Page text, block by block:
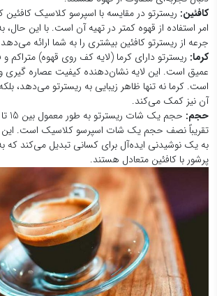
کافئین: ریسترتو در مقایسه با اسپرسو کلاسیک کافئین
امر استفاده از قهوه کمتر در تهیه آن است. با این حال،
جرعه از ریسترتو کافئین بیشتری را به شما ارائه
کرما: ریسترتو دارای کرما (لایه کف روی قهوه) متراکم
عمیق است. این لایه نشان‌دهنده کیفیت عصاره گیری
است. کرما نه تنها ظاهر زیبایی به ریسترتو می‌دهد،
آن نیز کمک می‌کند.
حجم:
تقریباً نصف حجم یک شات اسپرسو کلاسیک است. این
به یک نوشیدنی ایده‌آل برای کسانی تبدیل می‌کند که
پرشور با کافئین متعادل هستند.